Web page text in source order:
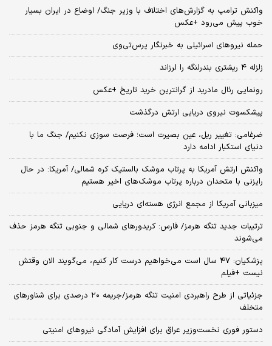
واکنش ترامپ به گزارش‌های اختلاف با وزیر جنگ/ اوضاع در ایران بسیار
خوب پیش می‌رود +عکس
حمله نیروهای اسرائیلی به خبرنگار پرس‌تی‌وی
زلزله ۴ ریشتری بندرلنگه را لرزاند
رونمایی رئال مادرید از گرانترین خرید تاریخ +عکس
پیشکسوت نیروی دریایی ارتش درگذشت
ضرغامی: تغییر ریل، عین بصیرت است؛ فرصت سوزی نکنیم/ جنگ ما با
دنیای استکبار ادامه دارد
واکنش ارتش آمریکا به پرتاب موشک بالستیک کره شمالی/ آمریکا: در حال
رایزنی با متحدان درباره پرتاب موشک‌های اخیر هستیم
میزبانی آمریکا از مجمع انرژی هسته‌ای دریایی
ترتیبات جدید تنگه هرمز/ فارس: کریدورهای شمالی و جنوبی تنگه هرمز حذف
می‌شوند
پزشکیان: ۴۷ سال است می‌خواهیم درست کار کنیم، می‌گویند الان وقتش
نیست +فیلم
جزئیاتی از طرح راهبردی امنیت تنگه هرمز/جریمه ۲۰ درصدی برای شناورهای
متخلف
دستور فوری نخست‌وزیر عراق برای افزایش آمادگی نیروهای امنیتی